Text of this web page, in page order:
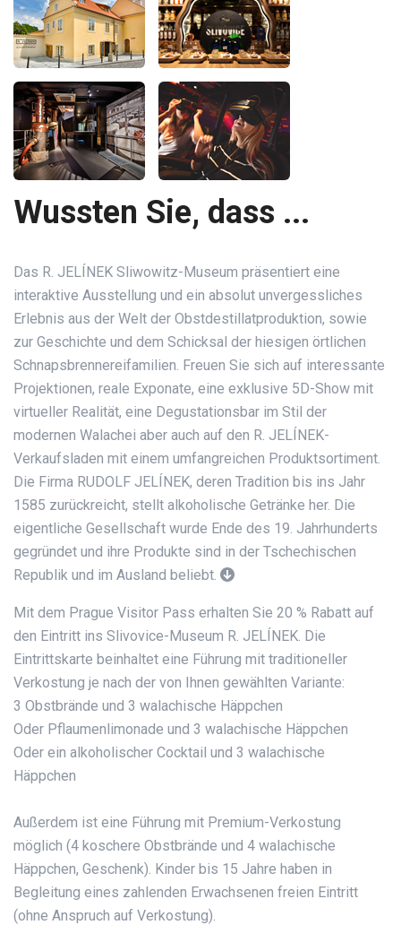
Wussten Sie, dass ...
Das R. JELÍNEK Sliwowitz-Museum präsentiert eine
interaktive Ausstellung und ein absolut unvergessliches
Erlebnis aus der Welt der Obstdestillatproduktion, sowie
zur Geschichte und dem Schicksal der hiesigen örtlichen
Schnapsbrennereifamilien. Freuen Sie sich auf interessante
Projektionen, reale Exponate, eine exklusive 5D-Show mit
virtueller Realität, eine Degustationsbar im Stil der
modernen Walachei aber auch auf den R. JELÍNEK-
Verkaufsladen mit einem umfangreichen Produktsortiment.
Die Firma RUDOLF JELÍNEK, deren Tradition bis ins Jahr
1585 zurückreicht, stellt alkoholische Getränke her. Die
eigentliche Gesellschaft wurde Ende des 19. Jahrhunderts
gegründet und ihre Produkte sind in der Tschechischen
Republik und im Ausland beliebt.
Mit dem Prague Visitor Pass erhalten Sie 20 % Rabatt auf
den Eintritt ins Slivovice-Museum R. JELÍNEK. Die
Eintrittskarte beinhaltet eine Führung mit traditioneller
Verkostung je nach der von Ihnen gewählten Variante:
3 Obstbrände und 3 walachische Häppchen
Oder Pflaumenlimonade und 3 walachische Häppchen
Oder ein alkoholischer Cocktail und 3 walachische
Häppchen
Außerdem ist eine Führung mit Premium-Verkostung
möglich (4 koschere Obstbrände und 4 walachische
Häppchen, Geschenk). Kinder bis 15 Jahre haben in
Begleitung eines zahlenden Erwachsenen freien Eintritt
(ohne Anspruch auf Verkostung).